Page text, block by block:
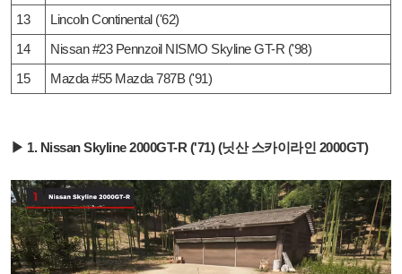
13
Lincoln Continental ('62)
14
Nissan #23 Pennzoil NISMO Skyline GT-R ('98)
15
Mazda #55 Mazda 787B ('91)
▶ 1. Nissan Skyline 2000GT-R ('71) (닛산 스카이라인 2000GT)